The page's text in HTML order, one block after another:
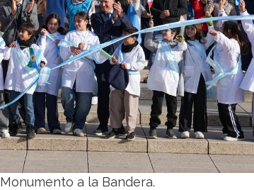
a la Bandera.